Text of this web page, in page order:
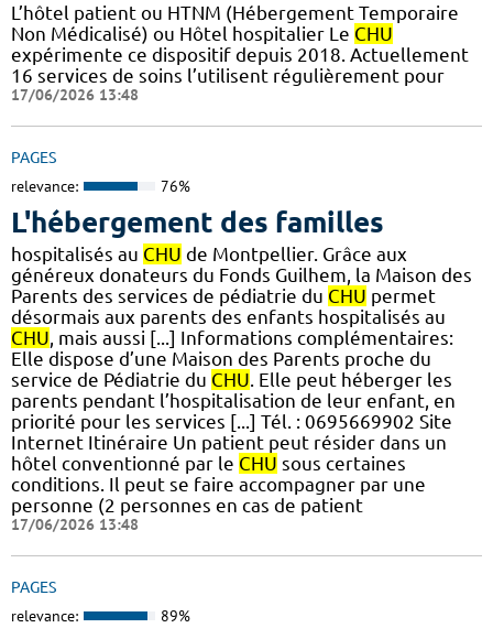
L’hôtel patient ​​ou HTNM (Hébergement Temporaire
Non Médicalisé)​​​​​​ ou Hôtel hospitalier Le CHU
expérimente ce dispositif depuis 2018. Actuellement
16 services de soins l’utilisent régulièrement pour
17/06/2026 13:48
PAGES
relevance: 76%
L'hébergement des familles
hospitalisés au CHU de Montpellier. Grâce aux
généreux donateurs du Fonds Guilhem, la Maison des
Parents des services de pédiatrie du CHU permet
désormais aux parents des enfants hospitalisés au
CHU, mais aussi [...] Informations complémentaires:
Elle dispose d’une Maison des Parents proche du
service de Pédiatrie du CHU. Elle peut héberger les
parents pendant l’hospitalisation de leur enfant, en
priorité pour les services [...] Tél. : 0695669902 Site
Internet Itinéraire Un patient peut résider dans un
hôtel conventionné par le CHU sous certaines
conditions. Il peut se faire accompagner par une
personne (2 personnes en cas de patient
17/06/2026 13:48
PAGES
relevance: 89%